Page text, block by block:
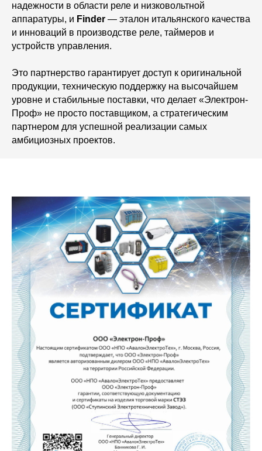
надежности в области реле и низковольтной
аппаратуры, и Finder — эталон итальянского качества
и инноваций в производстве реле, таймеров и
устройств управления.
Это партнерство гарантирует доступ к оригинальной
продукции, техническую поддержку на высочайшем
уровне и стабильные поставки, что делает «Электрон-
Проф» не просто поставщиком, а стратегическим
партнером для успешной реализации самых
амбициозных проектов.